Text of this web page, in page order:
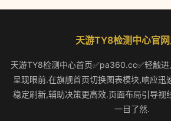
天游TY8检测中心官
天游TY8检测中心首页✅pa360.cc✅轻触
呈现眼前.在旗舰首页切换图表模块,响应迅
稳定刷新,辅助决策更高效.页面布局引导视
一目了然.